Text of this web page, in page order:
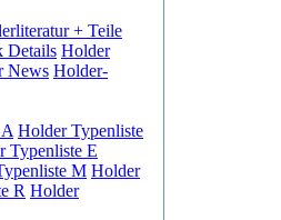
+ Teile
Details Holder
News Holder-
Holder Typenliste
Typenliste E
M Holder
R Holder